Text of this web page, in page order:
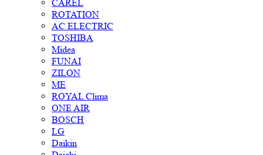
CAREL
ROTATION
AC ELECTRIC
TOSHIBA
Midea
FUNAI
ZILON
ME
ROYAL Clima
ONE AIR
BOSCH
LG
Daikin